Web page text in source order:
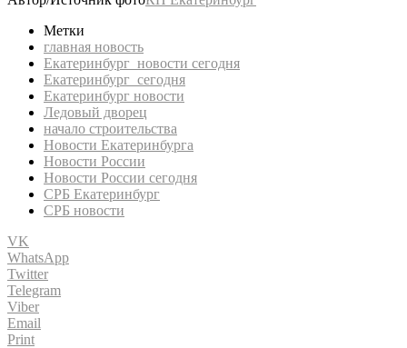
Метки
главная новость
Екатеринбург новости сегодня
Екатеринбург сегодня
Екатеринбург новости
Ледовый дворец
начало строительства
Новости Екатеринбурга
Новости России
Новости России сегодня
СРБ Екатеринбург
СРБ новости
VK
WhatsApp
Twitter
Telegram
Viber
Email
Print